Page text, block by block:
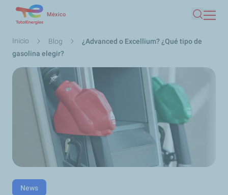
contenido
México
Buscar
Ruta
de
navegación
Inicio Blog
¿Advanced o Excellium? ¿Qué tipo de
gasolina elegir?
News